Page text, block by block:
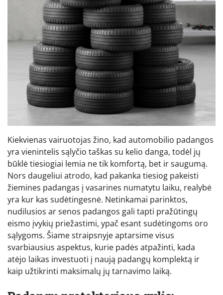
Kiekvienas vairuotojas žino, kad automobilio padangos
yra vienintelis sąlyčio taškas su kelio danga, todėl jų
būklė tiesiogiai lemia ne tik komfortą, bet ir saugumą.
Nors daugeliui atrodo, kad pakanka tiesiog pakeisti
žiemines padangas į vasarines numatytu laiku, realybė
yra kur kas sudėtingesnė. Netinkamai parinktos,
nudilusios ar senos padangos gali tapti pražūtingų
eismo įvykių priežastimi, ypač esant sudėtingoms oro
sąlygoms. Šiame straipsnyje aptarsime visus
svarbiausius aspektus, kurie padės atpažinti, kada
atėjo laikas investuoti į naują padangų komplektą ir
kaip užtikrinti maksimalų jų tarnavimo laiką.